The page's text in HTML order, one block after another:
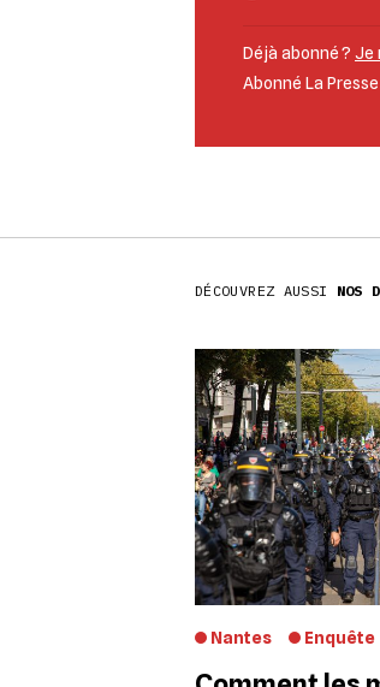
Déjà abonné ? Je
Abonné La
DÉCOUVREZ AUSSI NOS
Nantes Enquête